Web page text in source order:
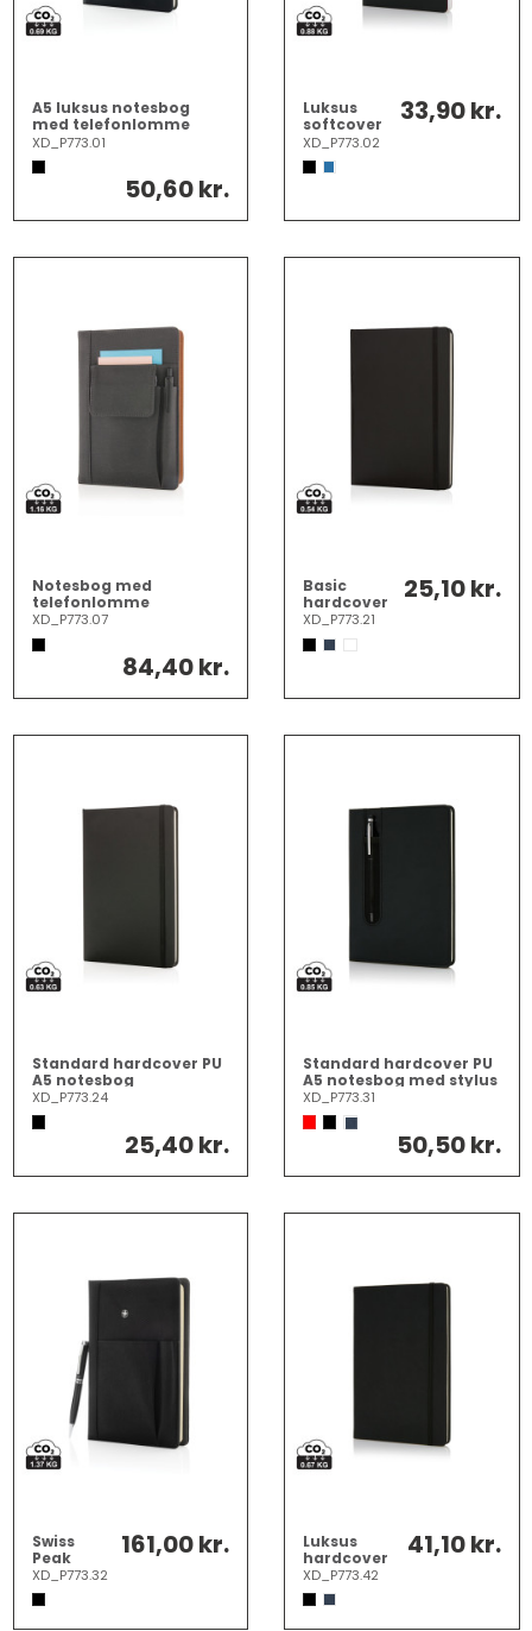
A5 luksus notesbog
med telefonlomme
XD_P773.01
50,60 kr.
Luksus
softcover
A5
notesbog
XD_P773.02
33,90 kr.
Notesbog med
telefonlomme
XD_P773.07
84,40 kr.
Basic
hardcover
notesbog
A5
XD_P773.21
25,10 kr.
Standard hardcover PU
A5 notesbog
XD_P773.24
25,40 kr.
Standard hardcover PU
A5 notesbog med stylus
pen
XD_P773.31
50,50 kr.
Swiss
Peak
notesbog
og pen
XD_P773.32
161,00 kr.
Luksus
hardcover
PU A5
notesbog
XD_P773.42
41,10 kr.